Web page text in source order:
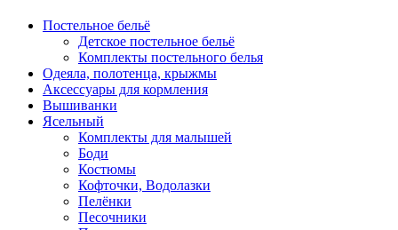
Постельное бельё
Детское постельное бельё
Комплекты постельного белья
Одеяла, полотенца, крыжмы
Аксессуары для кормления
Вышиванки
Ясельный
Комплекты для малышей
Боди
Костюмы
Кофточки, Водолазки
Пелёнки
Песочники